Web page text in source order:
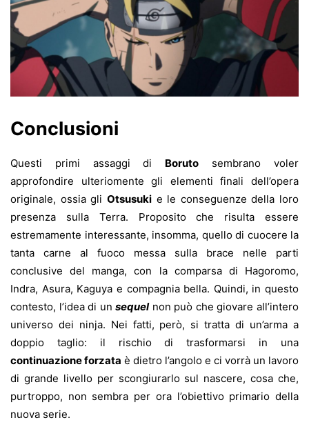
Conclusioni
Questi primi assaggi di Boruto sembrano voler
approfondire ulteriomente gli elementi finali dell’opera
originale, ossia gli Otsusukie le conseguenze della loro
presenza sulla Terra. Proposito che risulta essere
estremamente interessante, insomma, quello di cuocere la
tanta carne al fuoco messa sulla brace nelle parti
conclusive del manga, con la comparsa di Hagoromo,
Indra, Asura, Kaguya e compagnia bella. Quindi, in questo
contesto, l’idea di unsequelnon può che giovare all’intero
universo dei ninja. Nei fatti, però, si tratta di un’arma a
doppio taglio: il rischio di trasformarsi in una
continuazione forzata è dietro l’angolo e ci vorrà un lavoro
di grande livello per scongiurarlo sul nascere, cosa che,
purtroppo, non sembra per ora l’obiettivo primario della
nuova serie.